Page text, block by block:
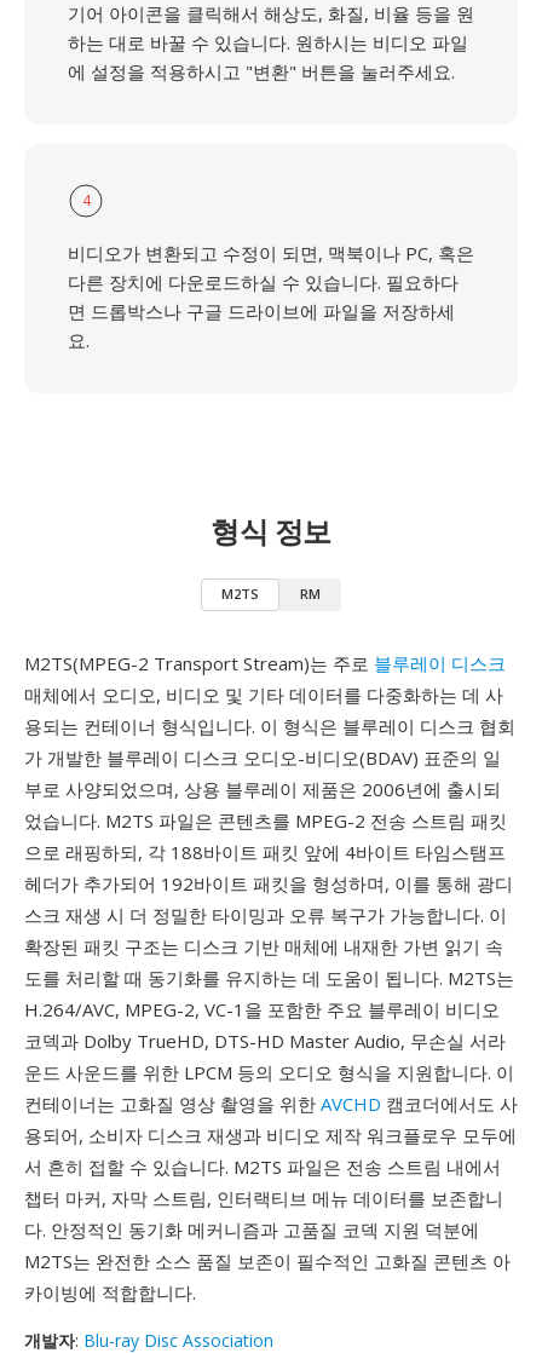
기어 아이콘을 클릭해서 해상도, 화질, 비율 등을 원
하는 대로 바꿀 수 있습니다. 원하시는 비디오 파일
에 설정을 적용하시고 "변환" 버튼을 눌러주세요.
4
비디오가 변환되고 수정이 되면, 맥북이나 PC, 혹은
다른 장치에 다운로드하실 수 있습니다. 필요하다
면 드롭박스나 구글 드라이브에 파일을 저장하세
요.
형식 정보
M2TS RM
M2TS(MPEG-2 Transport Stream)는 주로 블루레이 디스크
매체에서 오디오, 비디오 및 기타 데이터를 다중화하는 데 사
용되는 컨테이너 형식입니다. 이 형식은 블루레이 디스크 협회
가 개발한 블루레이 디스크 오디오-비디오(BDAV) 표준의 일
부로 사양되었으며, 상용 블루레이 제품은 2006년에 출시되
었습니다. M2TS 파일은 콘텐츠를 MPEG-2 전송 스트림 패킷
으로 래핑하되, 각 188바이트 패킷 앞에 4바이트 타임스탬프
헤더가 추가되어 192바이트 패킷을 형성하며, 이를 통해 광디
스크 재생 시 더 정밀한 타이밍과 오류 복구가 가능합니다. 이
확장된 패킷 구조는 디스크 기반 매체에 내재한 가변 읽기 속
도를 처리할 때 동기화를 유지하는 데 도움이 됩니다. M2TS는
H.264/AVC, MPEG-2, VC-1을 포함한 주요 블루레이 비디오
코덱과 Dolby TrueHD, DTS-HD Master Audio, 무손실 서라
운드 사운드를 위한 LPCM 등의 오디오 형식을 지원합니다. 이
컨테이너는 고화질 영상 촬영을 위한 AVCHD 캠코더에서도 사
용되어, 소비자 디스크 재생과 비디오 제작 워크플로우 모두에
서 흔히 접할 수 있습니다. M2TS 파일은 전송 스트림 내에서
챕터 마커, 자막 스트림, 인터랙티브 메뉴 데이터를 보존합니
다. 안정적인 동기화 메커니즘과 고품질 코덱 지원 덕분에
M2TS는 완전한 소스 품질 보존이 필수적인 고화질 콘텐츠 아
카이빙에 적합합니다.
개발자: Blu-ray Disc Association